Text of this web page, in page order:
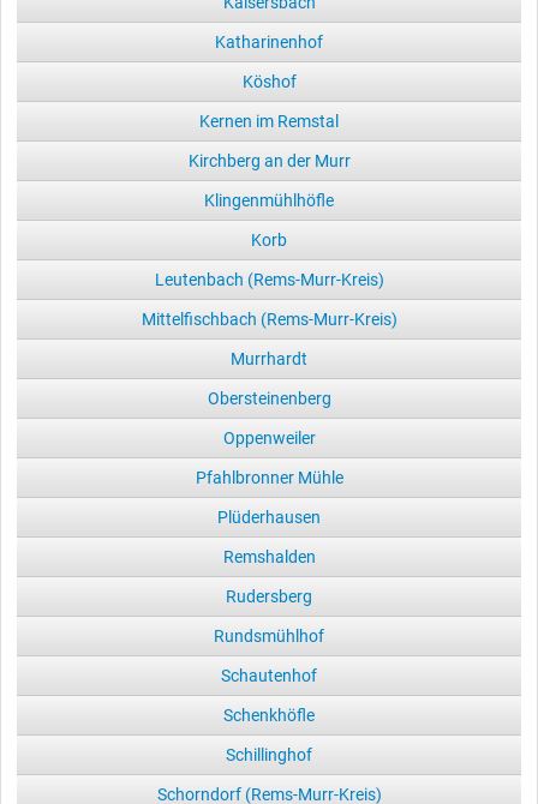
Katharinenhof
Köshof
Kernen im Remstal
Kirchberg an der Murr
Klingenmühlhöfle
Korb
Leutenbach (Rems-Murr-Kreis)
Mittelfischbach (Rems-Murr-Kreis)
Murrhardt
Obersteinenberg
Oppenweiler
Pfahlbronner Mühle
Plüderhausen
Remshalden
Rudersberg
Rundsmühlhof
Schautenhof
Schenkhöfle
Schillinghof
Schorndorf (Rems-Murr-Kreis)